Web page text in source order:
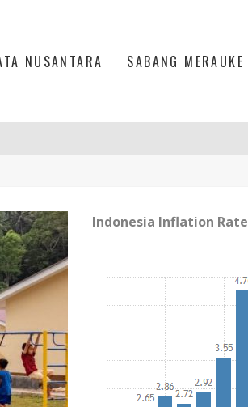
NUSANTARA SABANG MERAUKE
PENTING
Indonesia Inflation Rate